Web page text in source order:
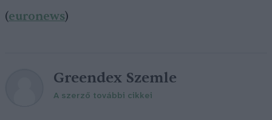
(euronews)
Greendex Szemle
A szerző további cikkei